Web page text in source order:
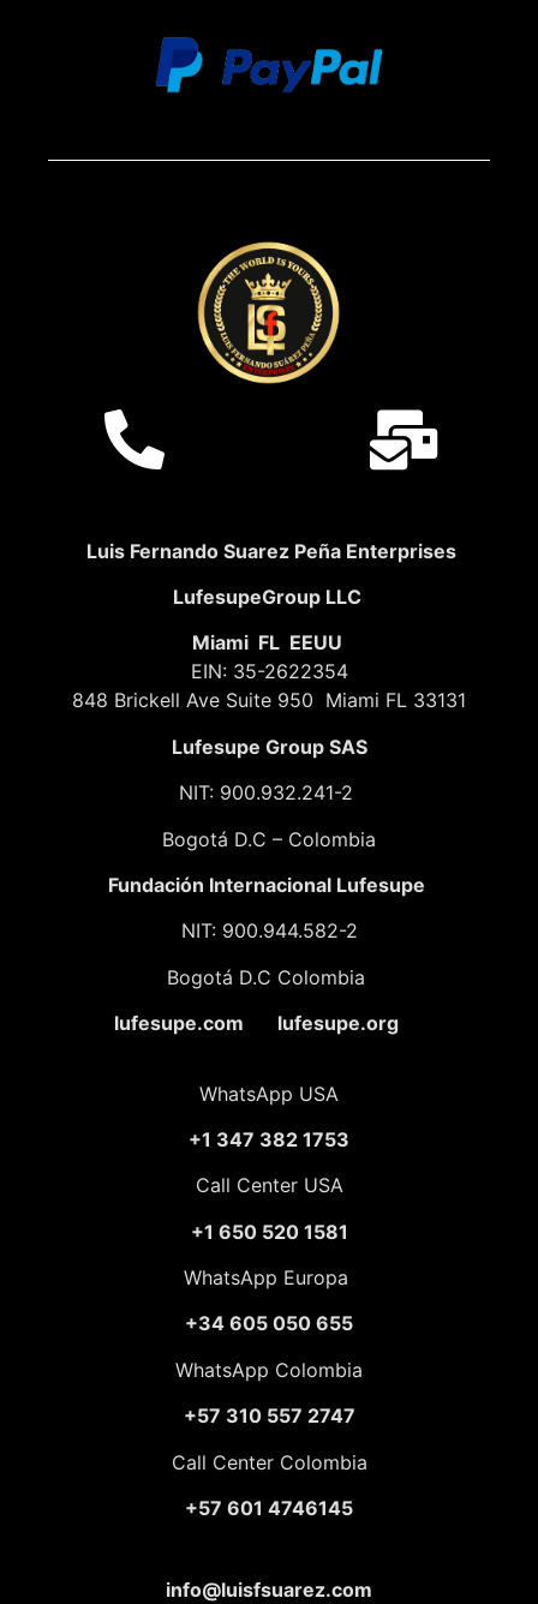
Luis Fernando Suarez Peña Enterprises
LufesupeGroup LLC
Miami FL EEUU
EIN: 35-2622354
848 Brickell Ave Suite 950 Miami FL 33131
Lufesupe Group SAS
NIT: 900.932.241-2
Bogotá D.C – Colombia
Fundación Internacional Lufesupe
NIT: 900.944.582-2
Bogotá D.C Colombia
lufesupe.com lufesupe.org
WhatsApp USA
+1 347 382 1753
Call Center USA
+1 650 520 1581
WhatsApp Europa
+34 605 050 655
WhatsApp Colombia
+57 310 557 2747
Call Center Colombia
+57 601 4746145
info@luisfsuarez.com